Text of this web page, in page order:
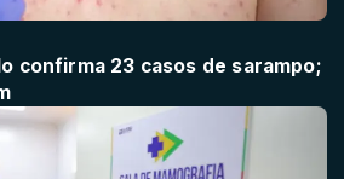
confirma 23 casos de sarampo;